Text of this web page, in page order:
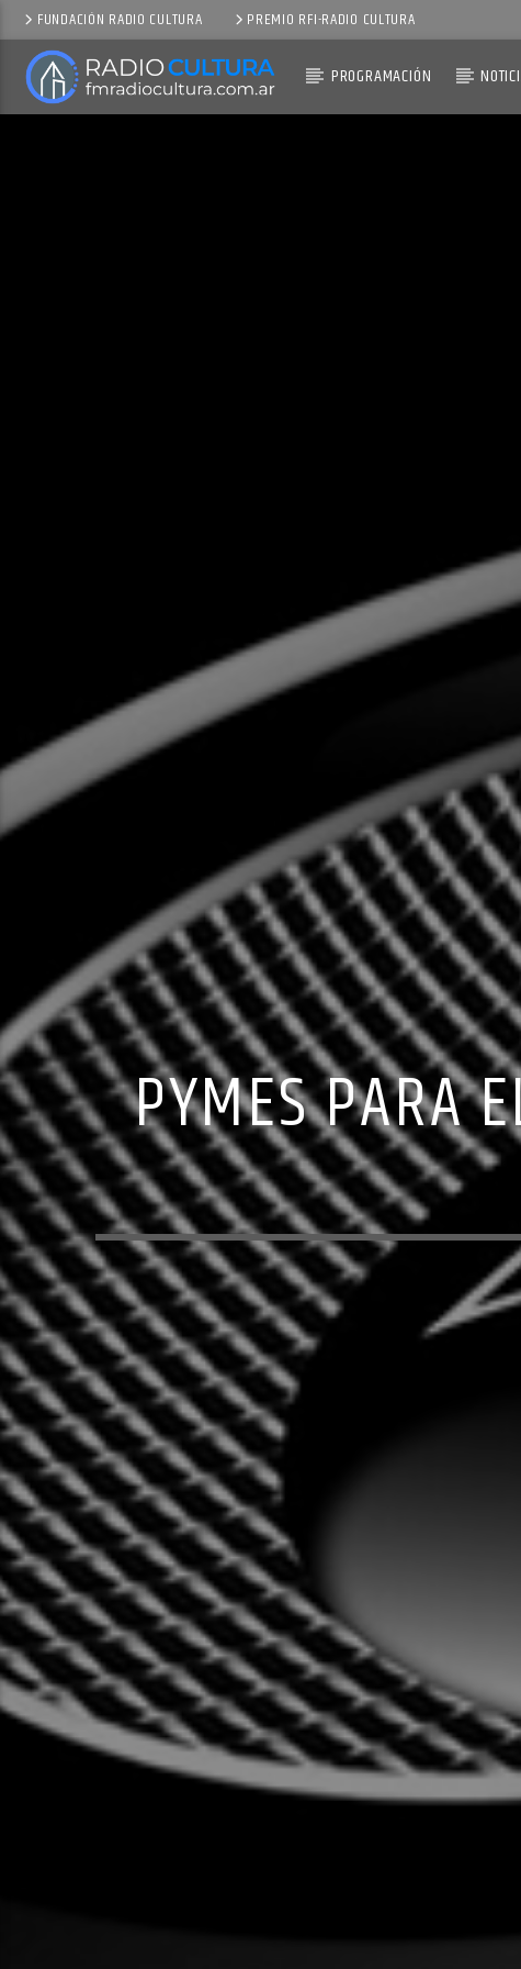
FUNDACIÓN RADIO CULTURA PREMIO RFI-RADIO CULTURA
PROGRAMACIÓN
PYMES PARA